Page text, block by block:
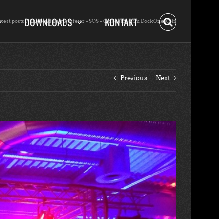
DOWNLOADS KONTAKT
posts Liveband Betriebsfeier – SQS – Oktoberfest im Dock One Köln
Previous Next